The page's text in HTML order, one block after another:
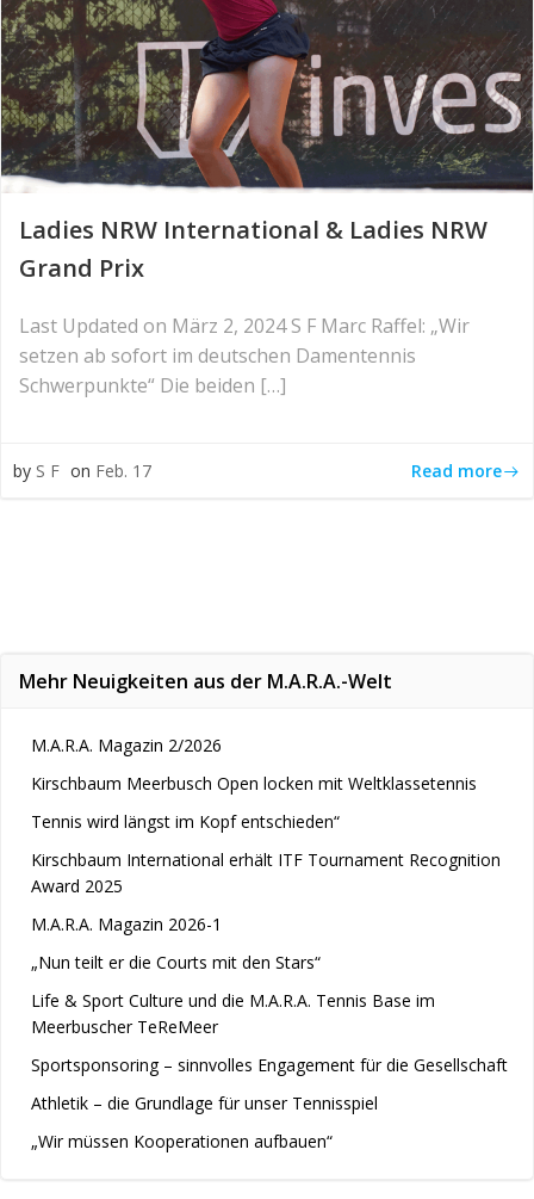
Ladies NRW International & Ladies NRW
Grand Prix
Last Updated on März 2, 2024 S F Marc Raffel: „Wir
setzen ab sofort im deutschen Damentennis
Schwerpunkte“ Die beiden […]
by S F on Feb. 17 Read more
Mehr Neuigkeiten aus der M.A.R.A.-Welt
M.A.R.A. Magazin 2/2026
Kirschbaum Meerbusch Open locken mit Weltklassetennis
Tennis wird längst im Kopf entschieden“
Kirschbaum International erhält ITF Tournament Recognition
Award 2025
M.A.R.A. Magazin 2026-1
„Nun teilt er die Courts mit den Stars“
Life & Sport Culture und die M.A.R.A. Tennis Base im
Meerbuscher TeReMeer
Sportsponsoring – sinnvolles Engagement für die Gesellschaft
Athletik – die Grundlage für unser Tennisspiel
„Wir müssen Kooperationen aufbauen“